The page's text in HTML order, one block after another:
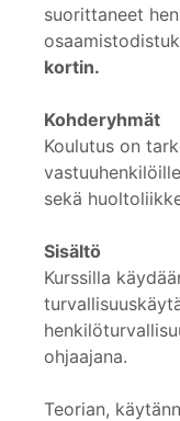
suorittaneet
kortin.
Kohderyhmät
Koulutus on
sekä
Sisältö
Kurssilla
ohjaajana.
Teorian,